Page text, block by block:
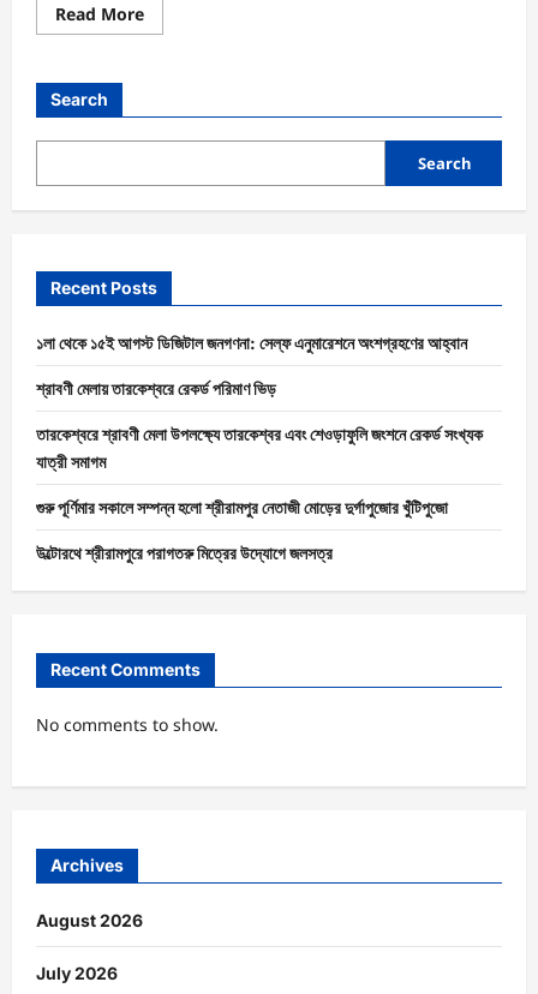
Read More
Search
Search
Recent Posts
১লা থেকে ১৫ই আগস্ট ডিজিটাল জনগণনা: সেল্ফ এনুমারেশনে অংশগ্রহণের আহ্বান
শ্রাবণী মেলায় তারকেশ্বরে রেকর্ড পরিমাণ ভিড়
তারকেশ্বরে শ্রাবণী মেলা উপলক্ষ্যে তারকেশ্বর এবং শেওড়াফুলি জংশনে রেকর্ড সংখ্যক
যাত্রী সমাগম
গুরু পূর্ণিমার সকালে সম্পন্ন হলো শ্রীরামপুর নেতাজী মোড়ের দুর্গাপুজোর খুঁটিপুজো
উল্টোরথে শ্রীরামপুরে পরাগতরু মিত্রের উদ্যোগে জলসত্র
Recent Comments
No comments to show.
Archives
August 2026
July 2026